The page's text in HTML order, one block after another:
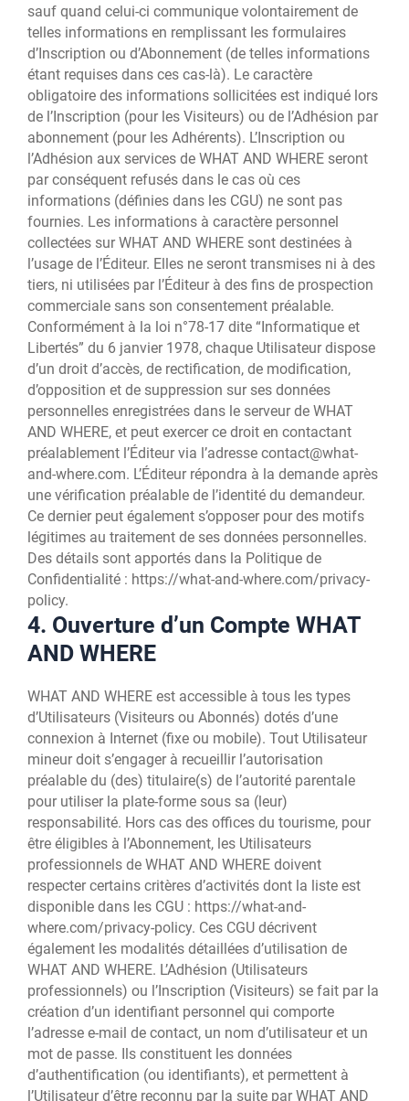
sauf quand celui-ci communique volontairement de
telles informations en remplissant les formulaires
d’Inscription ou d’Abonnement (de telles informations
étant requises dans ces cas-là). Le caractère
obligatoire des informations sollicitées est indiqué lors
de l’Inscription (pour les Visiteurs) ou de l’Adhésion par
abonnement (pour les Adhérents). L’Inscription ou
l’Adhésion aux services de WHAT AND WHERE seront
par conséquent refusés dans le cas où ces
informations (définies dans les CGU) ne sont pas
fournies. Les informations à caractère personnel
collectées sur WHAT AND WHERE sont destinées à
l’usage de l’Éditeur. Elles ne seront transmises ni à des
tiers, ni utilisées par l’Éditeur à des fins de prospection
commerciale sans son consentement préalable.
Conformément à la loi n°78-17 dite “Informatique et
Libertés” du 6 janvier 1978, chaque Utilisateur dispose
d’un droit d’accès, de rectification, de modification,
d’opposition et de suppression sur ses données
personnelles enregistrées dans le serveur de WHAT
AND WHERE, et peut exercer ce droit en contactant
préalablement l’Éditeur via l’adresse contact@what-
and-where.com. L’Éditeur répondra à la demande après
une vérification préalable de l’identité du demandeur.
Ce dernier peut également s’opposer pour des motifs
légitimes au traitement de ses données personnelles.
Des détails sont apportés dans la Politique de
Confidentialité : https://what-and-where.com/privacy-
policy.
4. Ouverture d’un Compte WHAT
AND WHERE
WHAT AND WHERE est accessible à tous les types
d’Utilisateurs (Visiteurs ou Abonnés) dotés d’une
connexion à Internet (fixe ou mobile). Tout Utilisateur
mineur doit s’engager à recueillir l’autorisation
préalable du (des) titulaire(s) de l’autorité parentale
pour utiliser la plate-forme sous sa (leur)
responsabilité. Hors cas des offices du tourisme, pour
être éligibles à l’Abonnement, les Utilisateurs
professionnels de WHAT AND WHERE doivent
respecter certains critères d’activités dont la liste est
disponible dans les CGU : https://what-and-
where.com/privacy-policy. Ces CGU décrivent
également les modalités détaillées d’utilisation de
WHAT AND WHERE. L’Adhésion (Utilisateurs
professionnels) ou l’Inscription (Visiteurs) se fait par la
création d’un identifiant personnel qui comporte
l’adresse e-mail de contact, un nom d’utilisateur et un
mot de passe. Ils constituent les données
d’authentification (ou identifiants), et permettent à
l’Utilisateur d’être reconnu par la suite par WHAT AND